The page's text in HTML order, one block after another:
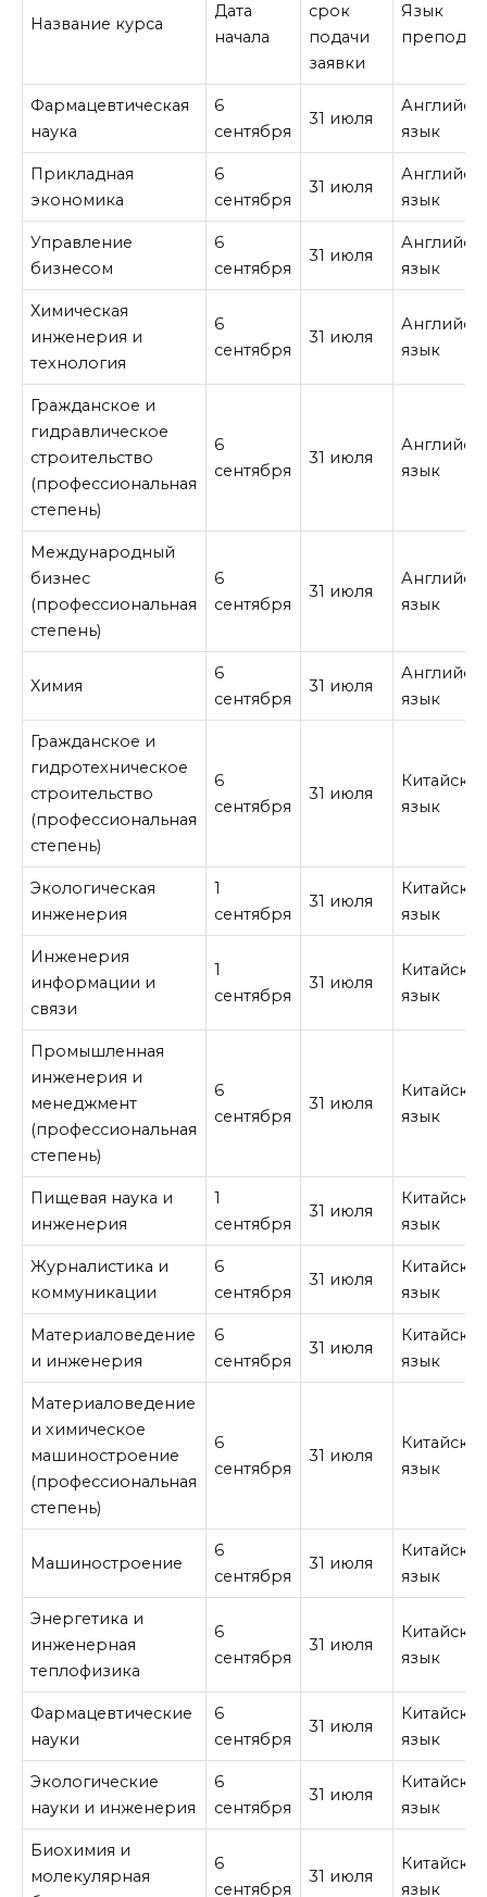
Название курса
Дата
начала
срок
подачи
заявки
Язык
Фармацевтическая
наука
6
сентября
31 июля
язык
Прикладная
экономика
6
сентября
31 июля
язык
Управление
бизнесом
6
сентября
31 июля
язык
Химическая
инженерия и
технология
6
сентября
31 июля
язык
Гражданское и
гидравлическое
строительство
(профессиональная
степень)
6
сентября
31 июля
язык
Международный
бизнес
(профессиональная
степень)
6
сентября
31 июля
язык
Химия
6
сентября
31 июля
язык
Гражданское и
гидротехническое
строительство
(профессиональная
степень)
6
сентября
31 июля
язык
Экологическая
инженерия
1
сентября
31 июля
язык
Инженерия
информации и
связи
1
сентября
31 июля
язык
Промышленная
инженерия и
менеджмент
(профессиональная
степень)
6
сентября
31 июля
язык
Пищевая наука и
инженерия
1
сентября
31 июля
язык
Журналистика и
коммуникации
6
сентября
31 июля
язык
Материаловедение
и инженерия
6
сентября
31 июля
язык
Материаловедение
и химическое
машиностроение
(профессиональная
степень)
6
сентября
31 июля
язык
Машиностроение
6
сентября
31 июля
язык
Энергетика и
инженерная
теплофизика
6
сентября
31 июля
язык
Фармацевтические
науки
6
сентября
31 июля
язык
Экологические
науки и инженерия
6
сентября
31 июля
язык
Биохимия и
молекулярная
6
сентября
31 июля
язык